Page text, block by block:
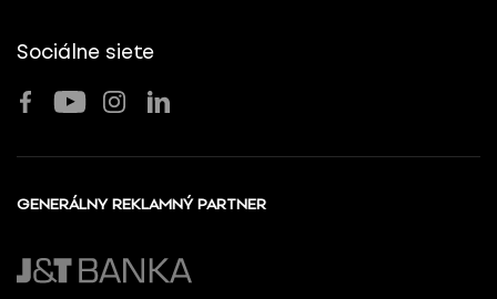
Sociálne siete
GENERÁLNY REKLAMNÝ PARTNER